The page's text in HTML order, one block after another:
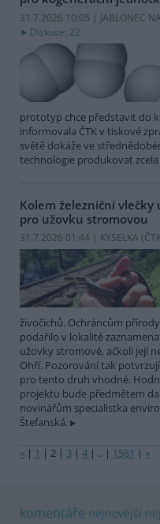
31.7.2026 10:05 | JABLONEC
Diskuse: 22
prototyp chce představit do
informovala ČTK v tiskové
světě dokáže ve
technologie produkovat
Kolem železniční
pro užovku stromovou
31.7.2026 01:44 | KYSELKA (
živočichů. Ochráncům
podařilo v lokalitě
užovky stromové, ačkoli její
Ohří. Pozorování tak
pro tento druh vhodné.
projektu bude předmětem
novinářům specialistka
Štefanská.
« | 1 | 2 | 3 | 4 | .. | 1581 | »
komentáře nejnovější